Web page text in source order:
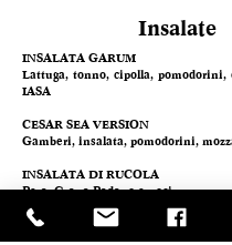
Insalate
INSALATA GARUM
Lattuga, tonno, cipolla,
IASA
CESAR SEA VERSION
Gamberi, insalata, pomodorini,
INSALATA DI RUCOLA
Pera, Grana Padano e noci